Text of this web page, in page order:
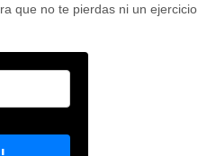
que no te pierdas ni un ejercicio.